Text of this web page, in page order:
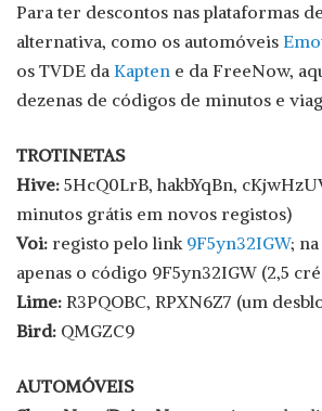
Para ter descontos nas plataformas
alternativa, como os automóveis
os TVDE da Kapten e da FreeNow,
dezenas de códigos de minutos e
TROTINETAS
Hive: 5HcQ0LrB, hakbYqBn,
minutos grátis em novos registos)
Voi: registo pelo link 9F5yn32IGW;
apenas o código 9F5yn32IGW (2,5
Lime: R3PQOBC, RPXN6Z7 (um
Bird: QMGZC9
AUTOMÓVEIS